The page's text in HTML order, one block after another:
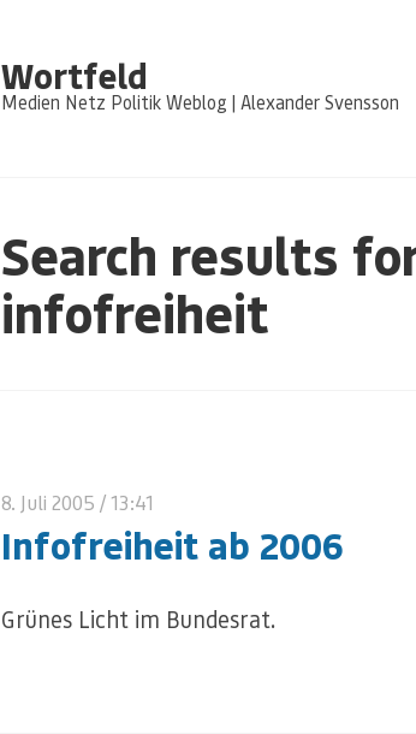
Wortfeld
Medien Netz Politik Weblog | Alexander Svensson
Search results
infofreiheit
8. Juli 2005 / 13:41
Infofreiheit ab 2006
Grünes Licht im Bundesrat.